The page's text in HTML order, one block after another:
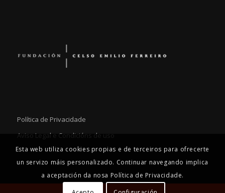
Política de Privacidade
Aviso Legal e Condicións de uso
Esta web utiliza cookies propias e de terceiros para ofrecerte
un servizo máis personalizado. Continuar navegando implica
a aceptación da nosa Política de Privacidade.